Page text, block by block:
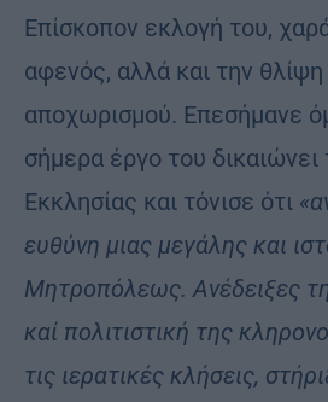
Επίσκοπον εκλογή του,
αφενός, αλλά και την
αποχωρισμού. Επεσήμανε
σήμερα έργο του δικαιώνει
Εκκλησίας και τόνισε ότι
ευθύνη μιας μεγάλης και
Μητροπόλεως. Ανέδειξες
καί πολιτιστική της
τις ιερατικές κλήσεις,